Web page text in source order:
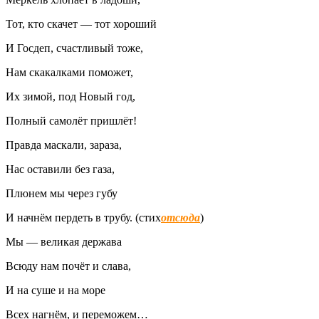
Тот, кто скачет — тот хороший
И Госдеп, счастливый тоже,
Нам скакалками поможет,
Их зимой, под Новый год,
Полный самолёт пришлёт!
Правда маскали, зараза,
Нас оставили без газа,
Плюнем мы через губу
И начнём пердеть в трубу. (стихотсюда)
Мы — великая держава
Всюду нам почёт и слава,
И на суше и на море
Всех нагнём, и переможем…